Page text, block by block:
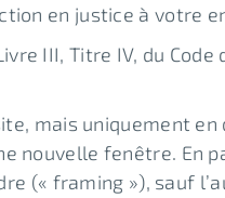
en justice à votre
III, Titre IV, du Code
mais uniquement en
nouvelle fenêtre. En
(« framing »), sauf